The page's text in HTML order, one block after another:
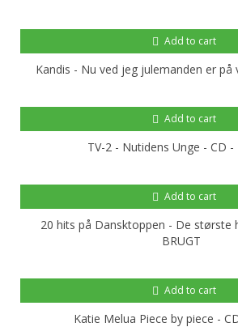
Add to cart
Kandis - Nu ved jeg julemanden er på
Add to cart
TV-2 - Nutidens Unge - CD -
Add to cart
20 hits på Dansktoppen - De største
BRUGT
Add to cart
Katie Melua Piece by piece -